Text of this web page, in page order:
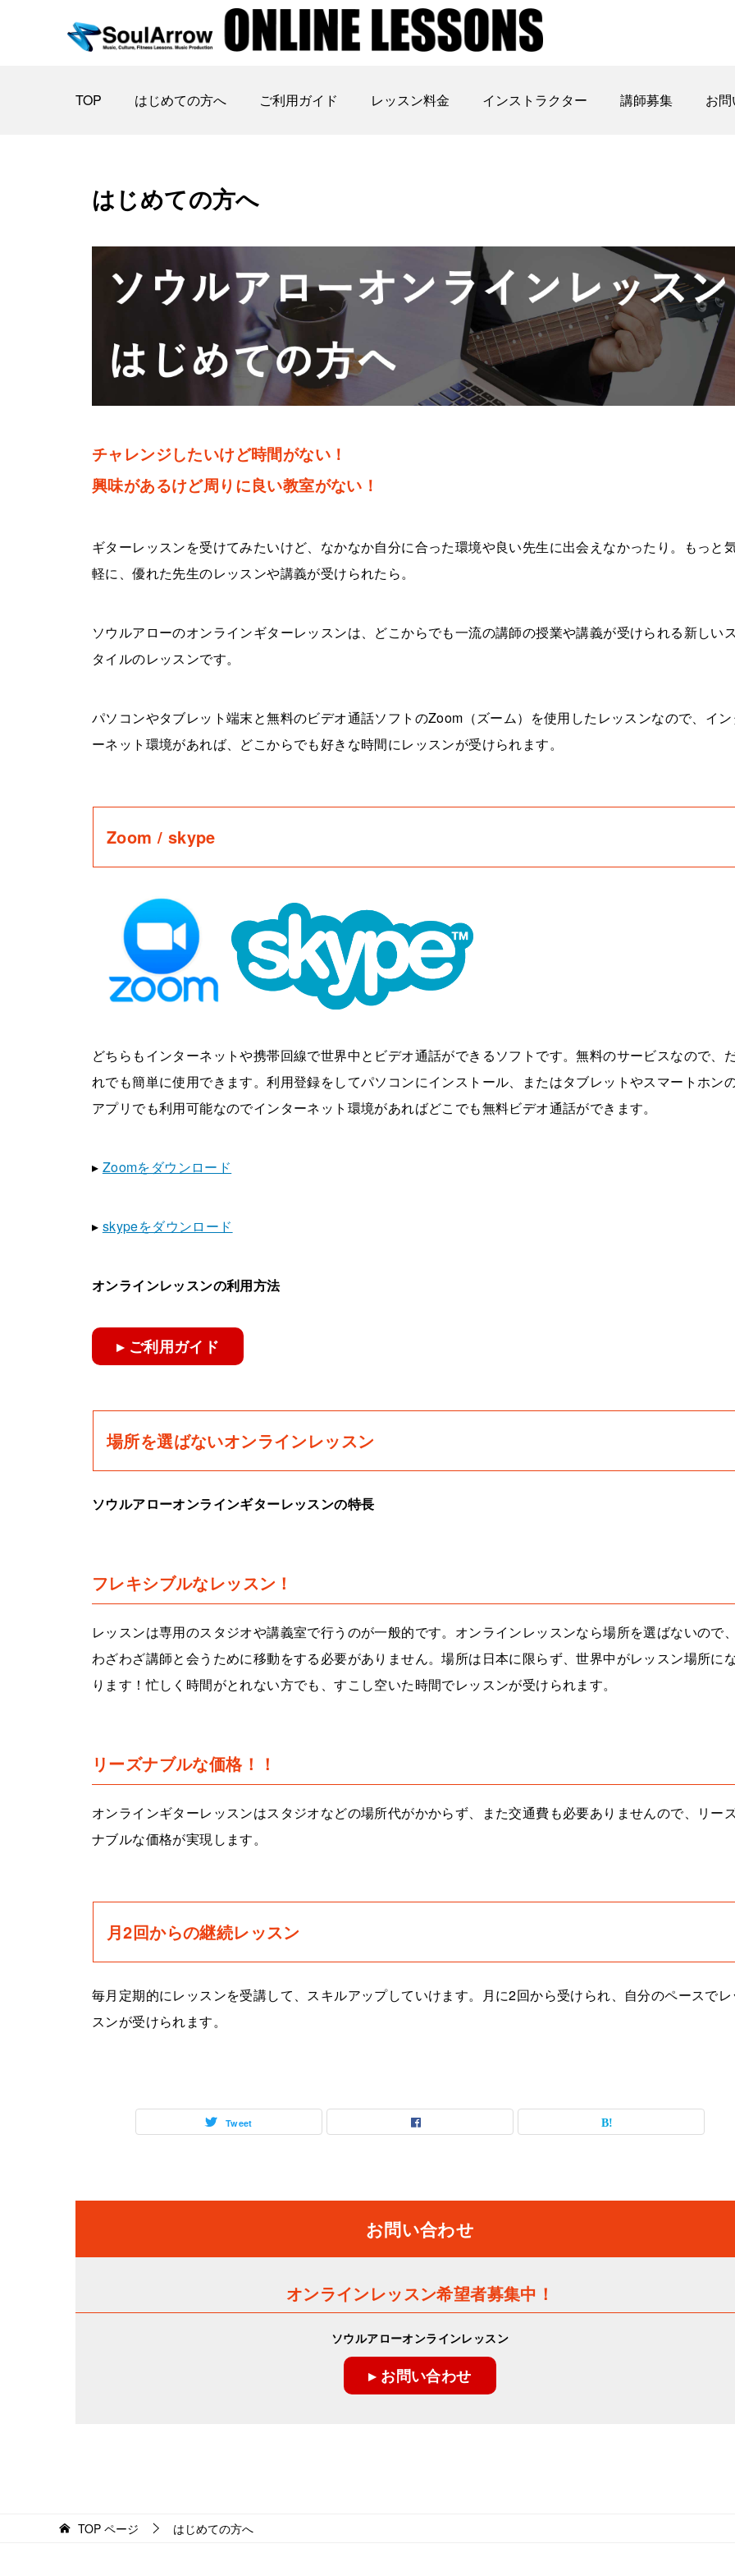
TOP はじめての方へ ご利用ガイド レッスン料金 インストラクター 講師募集 お
はじめての方へ
チャレンジしたいけど時間がない！
興味があるけど周りに良い教室がない！
ギターレッスンを受けてみたいけど、なかなか自分に合った環境や良い先生に出会えなかったり。もっと
軽に、優れた先生のレッスンや講義が受けられたら。
ソウルアローのオンラインギターレッスンは、どこからでも一流の講師の授業や講義が受けられる新しい
タイルのレッスンです。
パソコンやタブレット端末と無料のビデオ通話ソフトのZoom（ズーム）を使用したレッスンなので、イ
ーネット環境があれば、どこからでも好きな時間にレッスンが受けられます。
Zoom / skype
どちらもインターネットや携帯回線で世界中とビデオ通話ができるソフトです。無料のサービスなので、
れでも簡単に使用できます。利用登録をしてパソコンにインストール、またはタブレットやスマートホン
アプリでも利用可能なのでインターネット環境があればどこでも無料ビデオ通話ができます。
▸ Zoomをダウンロード
▸ skypeをダウンロード
オンラインレッスンの利用方法
▸ ご利用ガイド
場所を選ばないオンラインレッスン
ソウルアローオンラインギターレッスンの特長
フレキシブルなレッスン！
レッスンは専用のスタジオや講義室で行うのが一般的です。オンラインレッスンなら場所を選ばないので
わざわざ講師と会うために移動をする必要がありません。場所は日本に限らず、世界中がレッスン場所に
ります！忙しく時間がとれない方でも、すこし空いた時間でレッスンが受けられます。
リーズナブルな価格！！
オンラインギターレッスンはスタジオなどの場所代がかからず、また交通費も必要ありませんので、リー
ナブルな価格が実現します。
月2回からの継続レッスン
毎月定期的にレッスンを受講して、スキルアップしていけます。月に2回から受けられ、自分のペースで
スンが受けられます。
Tweet
お問い合わせ
オンラインレッスン希望者募集中！
ソウルアローオンラインレッスン
▸ お問い合わせ
TOP ページ はじめての方へ